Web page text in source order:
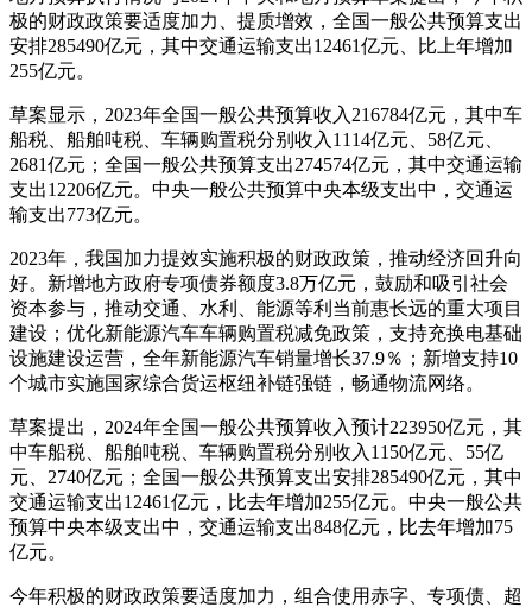
极的财政政策要适度加力、提质增效，全国一般公共预算支出
安排285490亿元，其中交通运输支出12461亿元、比上年增加
255亿元。
草案显示，2023年全国一般公共预算收入216784亿元，其中车
船税、船舶吨税、车辆购置税分别收入1114亿元、58亿元、
2681亿元；全国一般公共预算支出274574亿元，其中交通运输
支出12206亿元。中央一般公共预算中央本级支出中，交通运
输支出773亿元。
2023年，我国加力提效实施积极的财政政策，推动经济回升向
好。新增地方政府专项债券额度3.8万亿元，鼓励和吸引社会
资本参与，推动交通、水利、能源等利当前惠长远的重大项目
建设；优化新能源汽车车辆购置税减免政策，支持充换电基础
设施建设运营，全年新能源汽车销量增长37.9％；新增支持10
个城市实施国家综合货运枢纽补链强链，畅通物流网络。
草案提出，2024年全国一般公共预算收入预计223950亿元，其
中车船税、船舶吨税、车辆购置税分别收入1150亿元、55亿
元、2740亿元；全国一般公共预算支出安排285490亿元，其中
交通运输支出12461亿元，比去年增加255亿元。中央一般公共
预算中央本级支出中，交通运输支出848亿元，比去年增加75
亿元。
今年积极的财政政策要适度加力，组合使用赤字、专项债、超